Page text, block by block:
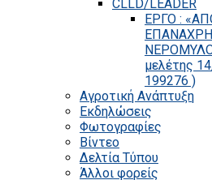
CLLD/LEADER
ΕΡΓΟ :
μελέτης
199276 )
Αγροτική Ανάπτυξη
Εκδηλώσεις
Φωτογραφίες
Βίντεο
Δελτία Τύπου
Άλλοι φορείς